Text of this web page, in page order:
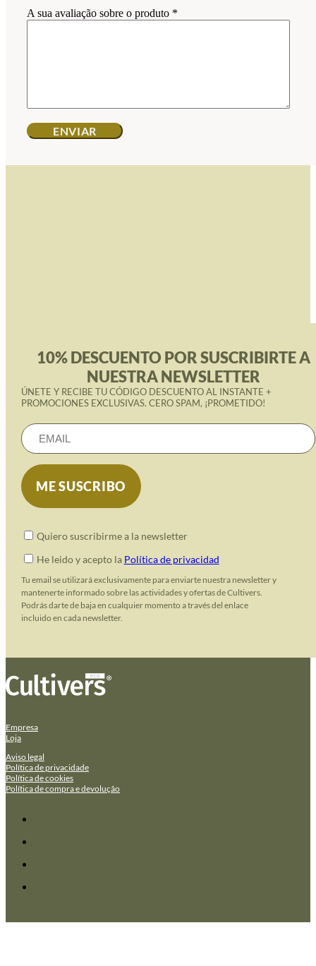
A sua avaliação sobre o produto *
10% DESCUENTO POR SUSCRIBIRTE A
NUESTRA NEWSLETTER
ÚNETE Y RECIBE TU CÓDIGO DESCUENTO AL INSTANTE +
PROMOCIONES EXCLUSIVAS. CERO SPAM, ¡PROMETIDO!
Quiero suscribirme a la newsletter
He leido y acepto la Política de privacidad
Tu email se utilizará exclusivamente para enviarte nuestra newsletter y
mantenerte informado sobre las actividades y ofertas de Cultivers.
Podrás darte de baja en cualquier momento a través del enlace
incluido en cada newsletter.
Empresa
Loja
Aviso legal
Política de privacidade
Política de cookies
Política de compra e devolução